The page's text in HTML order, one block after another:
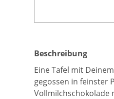
Beschreibung
Eine Tafel mit
gegossen in feinster
Vollmilchschokolade